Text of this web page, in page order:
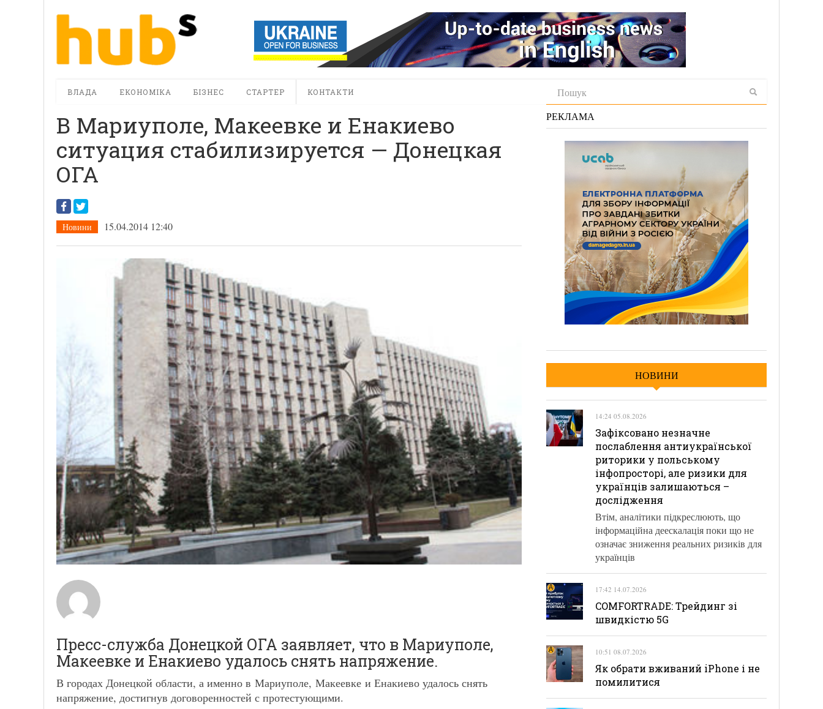
ВЛАДА ЕКОНОМІКА БІЗНЕС СТАРТЕР КОНТАКТИ
В Мариуполе, Макеевке и Енакиево
ситуация стабилизируется — Донецкая
ОГА
Новини 15.04.2014 12:40
Пресс-служба Донецкой ОГА заявляет, что в Мариуполе,
Макеевке и Енакиево удалось снять напряжение.
В городах Донецкой области, а именно в Мариуполе, Макеевке и Енакиево удалось снять
напряжение, достигнув договоренностей с протестующими.
РЕКЛАМА
НОВИНИ
14:24 05.08.2026
Зафіксовано незначне
послаблення антиукраїнської
риторики у польському
інфопросторі, але ризики для
українців залишаються –
дослідження
Втім, аналітики підкреслюють, що
інформаційна деескалація поки що не
означає зниження реальних ризиків для
українців
17:42 14.07.2026
COMFORTRADE: Трейдинг зі
швидкістю 5G
10:51 08.07.2026
Як обрати вживаний iPhone і не
помилитися